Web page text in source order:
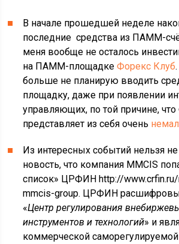
В начале прошедшей неделе
последние средства из ПАММ-
меня вообще не осталось
на ПАММ-площадкеФорекс Клуб
больше не планирую вводить
площадку, даже при появлении
управляющих, по той причине,
представляет из себя очень
Из интересных событий нельзя не
новость, что компания MMCIS
список» ЦРФИН http://
mmcis-group. ЦРФИН
«Центр регулирования
инструментов и технологий» и
коммерческой